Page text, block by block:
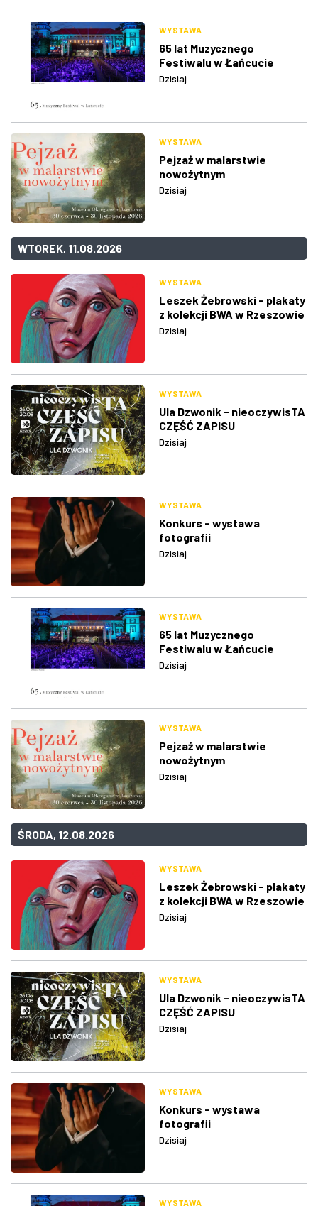
WYSTAWA
65 lat Muzycznego
Festiwalu w Łańcucie
Dzisiaj
WYSTAWA
Pejzaż w malarstwie
nowożytnym
Dzisiaj
WTOREK, 11.08.2026
WYSTAWA
Leszek Żebrowski - plakaty
z kolekcji BWA w Rzeszowie
Dzisiaj
WYSTAWA
Ula Dzwonik - nieoczywisTA
CZĘŚĆ ZAPISU
Dzisiaj
WYSTAWA
Konkurs - wystawa
fotografii
Dzisiaj
WYSTAWA
65 lat Muzycznego
Festiwalu w Łańcucie
Dzisiaj
WYSTAWA
Pejzaż w malarstwie
nowożytnym
Dzisiaj
ŚRODA, 12.08.2026
WYSTAWA
Leszek Żebrowski - plakaty
z kolekcji BWA w Rzeszowie
Dzisiaj
WYSTAWA
Ula Dzwonik - nieoczywisTA
CZĘŚĆ ZAPISU
Dzisiaj
WYSTAWA
Konkurs - wystawa
fotografii
Dzisiaj
WYSTAWA